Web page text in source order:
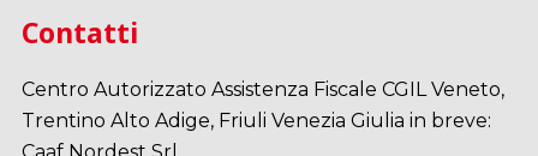
Contatti
Centro Autorizzato Assistenza Fiscale CGIL Veneto,
Trentino Alto Adige, Friuli Venezia Giulia in breve: